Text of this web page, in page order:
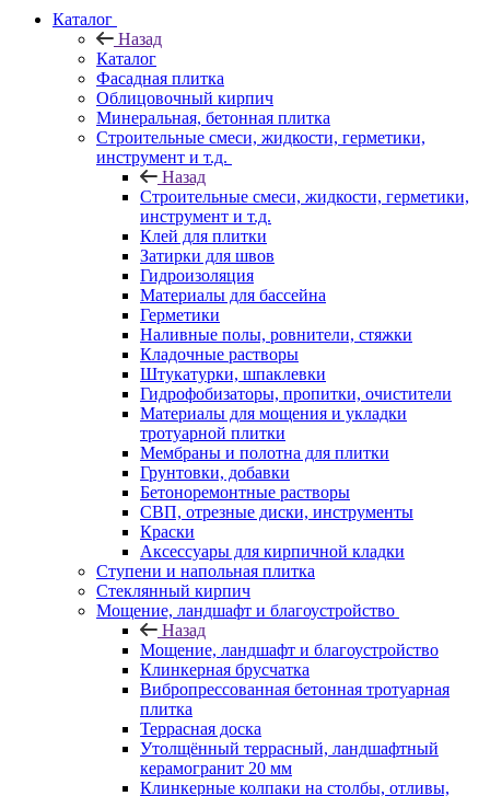
Каталог
Назад
Каталог
Фасадная плитка
Облицовочный кирпич
Минеральная, бетонная плитка
Строительные смеси, жидкости, герметики,
инструмент и т.д.
Назад
Строительные смеси, жидкости, герметики,
инструмент и т.д.
Клей для плитки
Затирки для швов
Гидроизоляция
Материалы для бассейна
Герметики
Наливные полы, ровнители, стяжки
Кладочные растворы
Штукатурки, шпаклевки
Гидрофобизаторы, пропитки, очистители
Материалы для мощения и укладки
тротуарной плитки
Мембраны и полотна для плитки
Грунтовки, добавки
Бетоноремонтные растворы
СВП, отрезные диски, инструменты
Краски
Аксессуары для кирпичной кладки
Ступени и напольная плитка
Cтеклянный кирпич
Мощение, ландшафт и благоустройство
Назад
Мощение, ландшафт и благоустройство
Клинкерная брусчатка
Вибропрессованная бетонная тротуарная
плитка
Террасная доска
Утолщённый террасный, ландшафтный
керамогранит 20 мм
Клинкерные колпаки на столбы, отливы,